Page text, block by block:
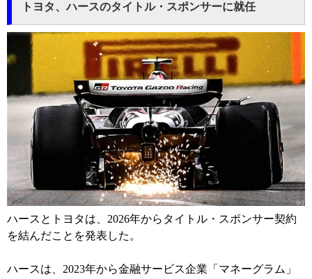
トヨタ、ハースのタイトル・スポンサーに就任
ハースとトヨタは、2026年からタイトル・スポンサー契約
を結んだことを発表した。
ハースは、2023年から金融サービス企業「マネーグラム」